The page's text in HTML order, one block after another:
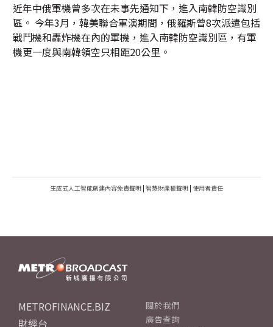
近年中俄軍機曾多次在未事先通知下，進入南韓防空識別
區。 今年3月，韓美聯合軍演期間，俄羅斯曾8次派遣包括
戰鬥機和轟炸機在內的軍機，進入南韓防空識別區，有軍
機更一度與南韓領空只相距20公里。
生成式人工智能創建內容免責聲明 | 智慧財產權聲明 | 使用者責任
METROFINANCE.BIZ
財經台
關於我們
廣告查詢